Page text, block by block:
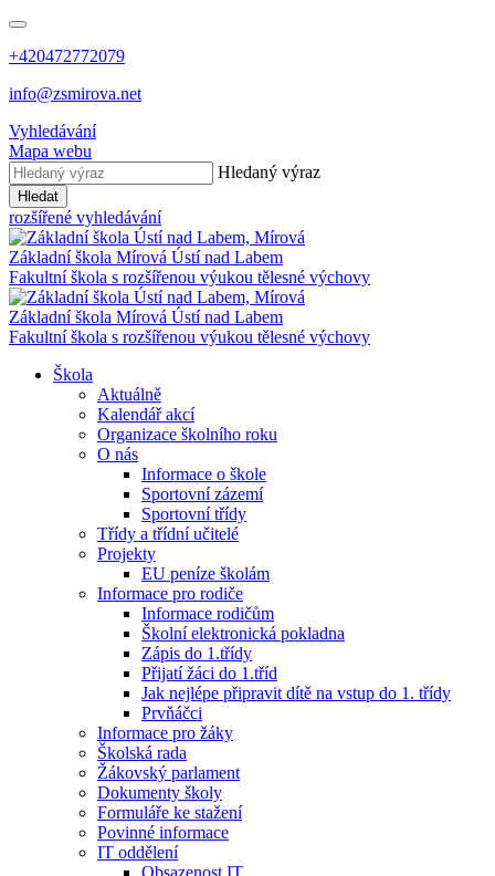
+420472772079
info@zsmirova.net
Vyhledávání
Mapa webu
Hledaný výraz
Hledat
rozšířené vyhledávání
Základní škola Mírová Ústí nad Labem
Fakultní škola s rozšířenou výukou tělesné výchovy
Základní škola Mírová Ústí nad Labem
Fakultní škola s rozšířenou výukou tělesné výchovy
Škola
Aktuálně
Kalendář akcí
Organizace školního roku
O nás
Informace o škole
Sportovní zázemí
Sportovní třídy
Třídy a třídní učitelé
Projekty
EU peníze školám
Informace pro rodiče
Informace rodičům
Školní elektronická pokladna
Zápis do 1.třídy
Přijatí žáci do 1.tříd
Jak nejlépe připravit dítě na vstup do 1. třídy
Prvňáčci
Informace pro žáky
Školská rada
Žákovský parlament
Dokumenty školy
Formuláře ke stažení
Povinné informace
IT oddělení
Obsazenost IT